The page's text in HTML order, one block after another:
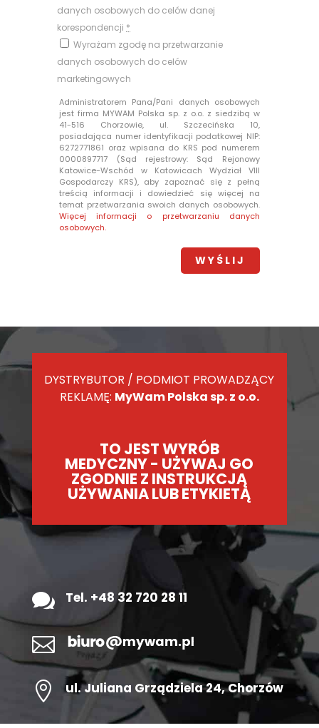
danych osobowych do celów danej
korespondencji *
Wyrażam zgodę na przetwarzanie
danych osobowych do celów
marketingowych
Administratorem Pana/Pani danych osobowych
jest firma MYWAM Polska sp. z o.o. z siedzibą w
41-516 Chorzowie, ul. Szczecińska 10,
posiadająca numer identyfikacji podatkowej NIP:
6272771861 oraz wpisana do KRS pod numerem
0000897717 (Sąd rejestrowy: Sąd Rejonowy
Katowice-Wschód w Katowicach Wydział VIII
Gospodarczy KRS), aby zapoznać się z pełną
treścią informacji i dowiedzieć się więcej na
temat przetwarzania swoich danych osobowych.
Więcej informacji o przetwarzaniu danych
osobowych.
DYSTRYBUTOR / PODMIOT PROWADZĄCY
REKLAMĘ: MyWam Polska sp. z o.o.
TO JEST WYRÓB
MEDYCZNY - UŻYWAJ GO
ZGODNIE Z INSTRUKCJĄ
UŻYWANIA LUB ETYKIETĄ
 Tel. +48 32 720 28 11

 ul.Juliana Grządziela 24, Chorzów